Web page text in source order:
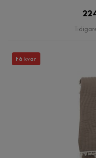
Få kvar